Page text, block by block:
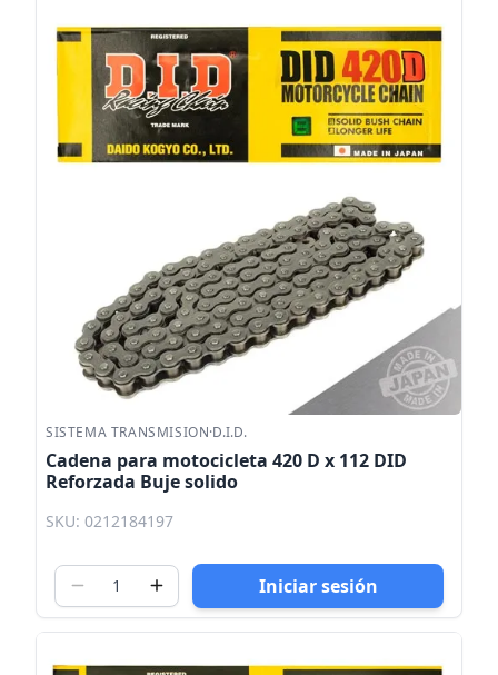
SISTEMA TRANSMISION·D.I.D.
Cadena para motocicleta 420 D x 112 DID
Reforzada Buje solido
SKU: 0212184197
Iniciar sesión